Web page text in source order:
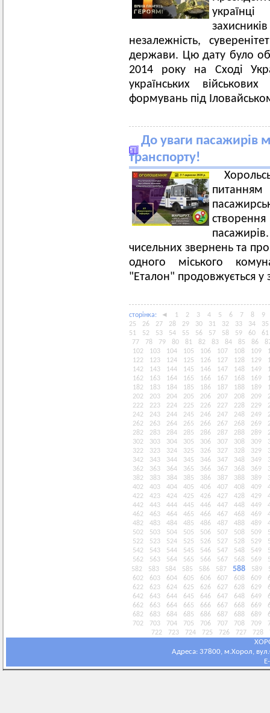
незалежність,
держави. Цю дату було
2014 року на Сході
українських
формувань під
До уваги пасажирів
транспорту!
чисельних звернень та
одного міського
"Еталон" продовжується
сторiнка: ◄ 1 2 3 4 5 6 7 8
9
25
26 27 28 29 30 31 32 33 34
35
51
52 53 54 55 56 57 58 59 60
61
77
78 79 80 81 82 83 84 85 86
102
103 104 105 106 107 108 109
122
123 124 125 126 127 128 129
142
143 144 145 146 147 148 149
162
163 164 165 166 167 168 169
182
183 184 185 186 187 188 189
202
203 204 205 206 207 208 209
222
223 224 225 226 227 228 229
242
243 244 245 246 247 248 249
262
263 264 265 266 267 268 269
282
283 284 285 286 287 288 289
302
303 304 305 306 307 308 309
322
323 324 325 326 327 328 329
342
343 344 345 346 347 348 349
362
363 364 365 366 367 368 369
382
383 384 385 386 387 388 389
402
403 404 405 406 407 408 409
422
423 424 425 426 427 428 429
442
443 444 445 446 447 448 449
462
463 464 465 466 467 468 469
482
483 484 485 486 487 488 489
502
503 504 505 506 507 508 509
522
523 524 525 526 527 528 529
542
543 544 545 546 547 548 549
562
563 564 565 566 567 568 569
582
583 584 585 586 587 588 589
602
603 604 605 606 607 608 609
622
623 624 625 626 627 628 629
642
643 644 645 646 647 648 649
662
663 664 665 666 667 668 669
682
683 684 685 686 687 688 689
702
703 704 705 706 707 708 709
722
723 724 725 726 727 728
Адреса: 37800, м.Хорол,